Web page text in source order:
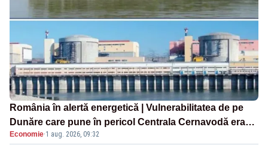
România în alertă energetică | Vulnerabilitatea de pe
Dunăre care pune în pericol Centrala Cernavodă era
cunoscută de pe vremea lui Ceaușescu
Economie·1 aug. 2026, 09:32